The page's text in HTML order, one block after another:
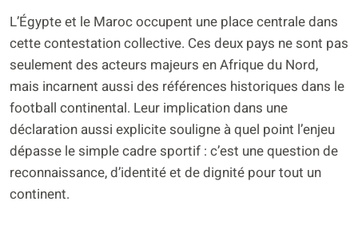
L’Égypte et le Maroc occupent une place centrale dans
cette contestation collective. Ces deux pays ne sont pas
seulement des acteurs majeurs en Afrique du Nord,
mais incarnent aussi des références historiques dans le
football continental. Leur implication dans une
déclaration aussi explicite souligne à quel point l’enjeu
dépasse le simple cadre sportif : c’est une question de
reconnaissance, d’identité et de dignité pour tout un
continent.